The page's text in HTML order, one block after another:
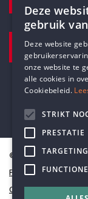
© Humanistisch
Privacy
Cookiestatement
Deze
gebruik
Deze website
onze website te
alle cookies in
Cookiebeleid.
STRIKT
PRESTATIE
TARGETING